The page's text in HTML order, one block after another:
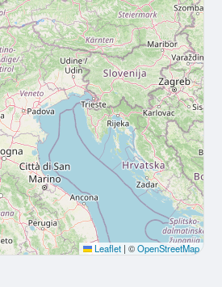
Leaflet | ©OpenStreetMap